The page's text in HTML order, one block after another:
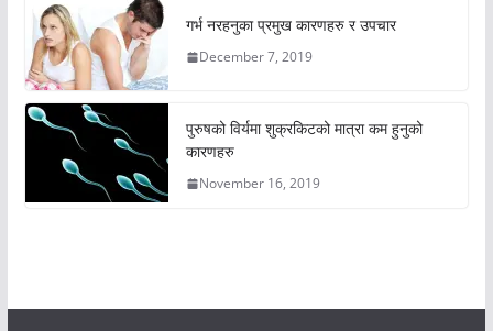
गर्भ नरहनुका प्रमुख कारणहरु र उपचार
December 7, 2019
पुरुषको विर्यमा शुक्रकिटको मात्रा कम हुनुको
कारणहरु
November 16, 2019